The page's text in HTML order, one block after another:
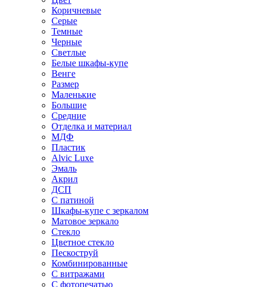
Коричневые
Серые
Темные
Черные
Светлые
Белые шкафы-купе
Венге
Размер
Маленькие
Большие
Средние
Отделка и материал
МДФ
Пластик
Alvic Luxe
Эмаль
Акрил
ДСП
С патиной
Шкафы-купе с зеркалом
Матовое зеркало
Стекло
Цветное стекло
Пескоструй
Комбинированные
С витражами
С фотопечатью